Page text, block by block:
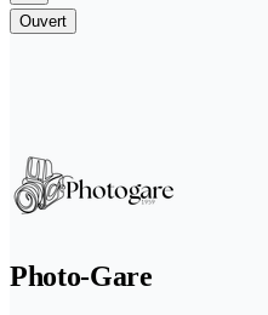
Ouvert
Photo-Gare